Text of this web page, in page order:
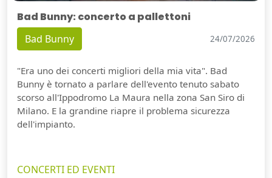
Bad Bunny: concerto a pallettoni
Bad Bunny 24/07/2026
"Era uno dei concerti migliori della mia vita". Bad
Bunny è tornato a parlare dell'evento tenuto sabato
scorso all'Ippodromo La Maura nella zona San Siro di
Milano. E la grandine riapre il problema sicurezza
dell'impianto.
CONCERTI ED EVENTI